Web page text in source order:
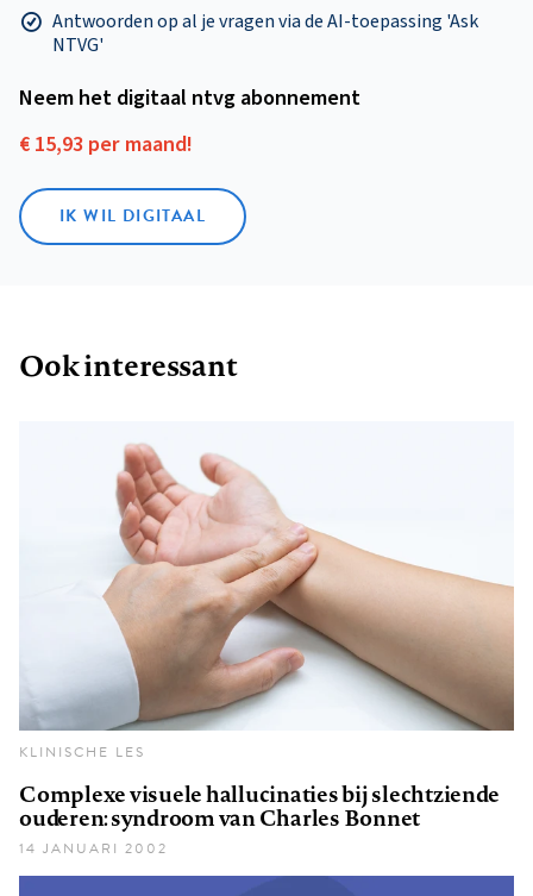
Antwoorden op al je vragen via de AI-toepassing 'Ask
NTVG'
Neem het digitaal ntvg abonnement
€ 15,93 per maand!
IK WIL DIGITAAL
Ook interessant
KLINISCHE LES
Complexe visuele hallucinaties bij slechtziende
ouderen: syndroom van Charles Bonnet
14 JANUARI 2002